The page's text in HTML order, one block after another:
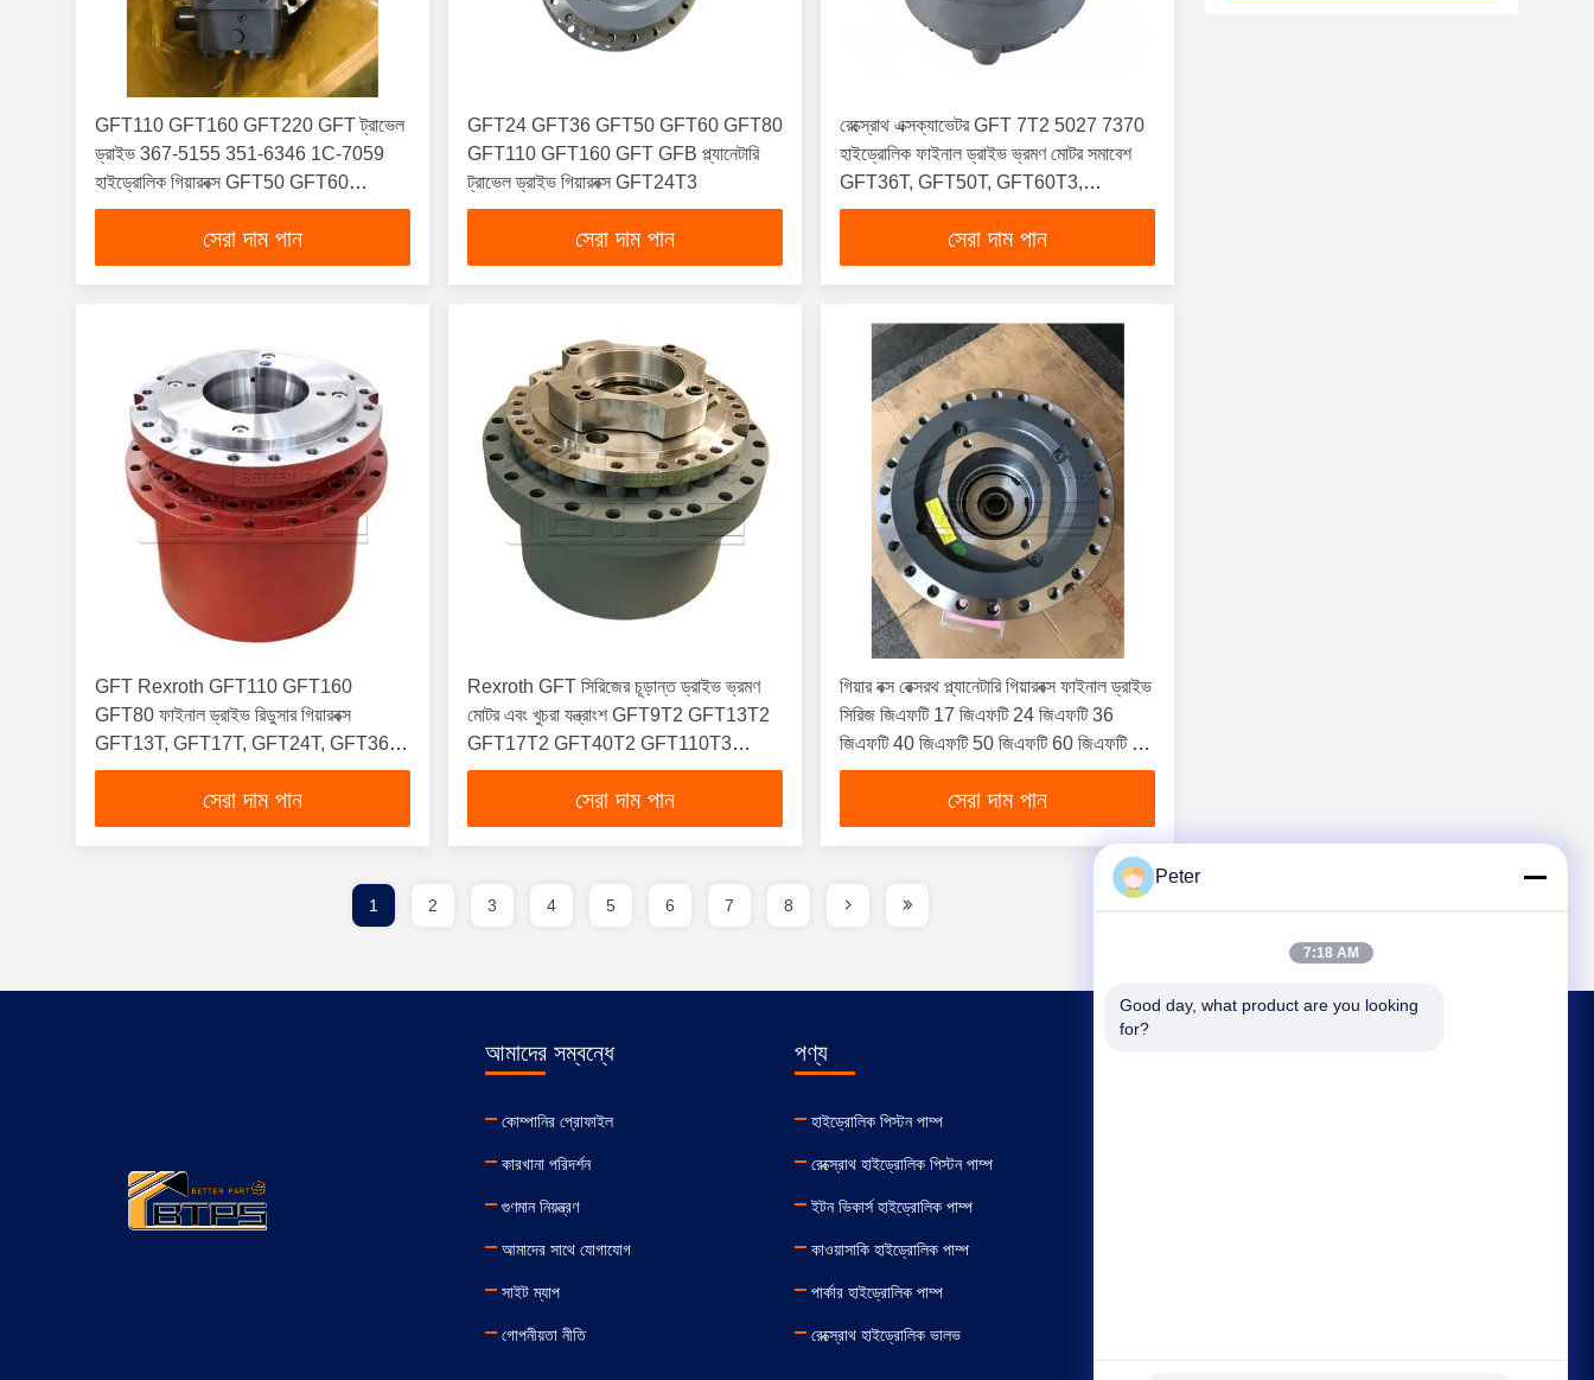
GFT110 GFT160 GFT220 GFT ট্রাভেল
ড্রাইভ 367-5155 351-6346 1C-7059
হাইড্রোলিক গিয়ারবক্স GFT50 GFT60
GFT36 ফাইনাল
সেরা দাম পান
GFT24 GFT36 GFT50 GFT60 GFT80
GFT110 GFT160 GFT GFB প্ল্যানেটারি
ট্রাভেল ড্রাইভ গিয়ারবক্স GFT24T3
সেরা দাম পান
রেক্স্রোথ এক্সক্যাভেটর GFT 7T2 5027 7370
হাইড্রোলিক ফাইনাল ড্রাইভ ভ্রমণ মোটর সমাবেশ
GFT36T, GFT50T, GFT60T3,
GFT80T, GFT110T, GFT160T
সেরা দাম পান
GFT Rexroth GFT110 GFT160
GFT80 ফাইনাল ড্রাইভ রিডুসার গিয়ারবক্স
GFT13T, GFT17T, GFT24T, GFT36T,
GFT50T, GFT60T3, GFT80T,
GFT110T, GFT160T
সেরা দাম পান
Rexroth GFT সিরিজের চূড়ান্ত ড্রাইভ ভ্রমণ
মোটর এবং খুচরা যন্ত্রাংশ GFT9T2 GFT13T2
GFT17T2 GFT40T2 GFT110T3
GFT330T3 GFT450T4
সেরা দাম পান
গিয়ার বক্স রেক্সরথ প্ল্যানেটারি গিয়ারবক্স ফাইনাল ড্রাইভ
সিরিজ জিএফটি 17 জিএফটি 24 জিএফটি 36
জিএফটি 40 জিএফটি 50 জিএফটি 60 জিএফটি 80
জিএফটি 110-গতির হ্রাসকারী
সেরা দাম পান
1 2 3 4 5 6 7 8
আমাদের সম্বন্ধে
কোম্পানির প্রোফাইল
কারখানা পরিদর্শন
গুণমান নিয়ন্ত্রণ
আমাদের সাথে যোগাযোগ
সাইট ম্যাপ
গোপনীয়তা নীতি
পণ্য
হাইড্রোলিক পিস্টন পাম্প
রেক্স্রোথ হাইড্রোলিক পিস্টন পাম্প
ইটন ভিকার্স হাইড্রোলিক পাম্প
কাওয়াসাকি হাইড্রোলিক পাম্প
পার্কার হাইড্রোলিক পাম্প
রেক্স্রোথ হাইড্রোলিক ভালভ
Peter
7:18 AM
Good day, what product are you looking
for?